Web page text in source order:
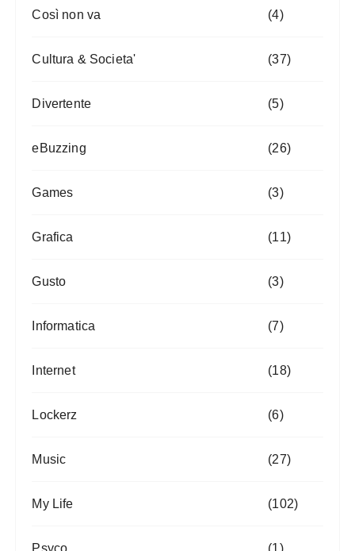
Così non va (4)
Cultura & Societa' (37)
Divertente (5)
eBuzzing (26)
Games (3)
Grafica (11)
Gusto (3)
Informatica (7)
Internet (18)
Lockerz (6)
Music (27)
My Life (102)
Psyco (1)